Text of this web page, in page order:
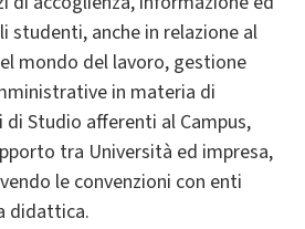
studenti, anche in relazione al
mondo del lavoro, gestione
in materia di
Studio afferenti al Campus,
tra Università ed impresa,
le convenzioni con enti
didattica.